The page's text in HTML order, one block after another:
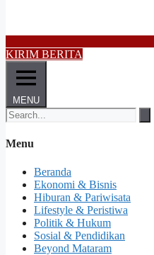
KIRIM BERITA
MENU
Menu
Beranda
Ekonomi & Bisnis
Hiburan & Pariwisata
Lifestyle & Peristiwa
Politik & Hukum
Sosial & Pendidikan
Beyond Mataram